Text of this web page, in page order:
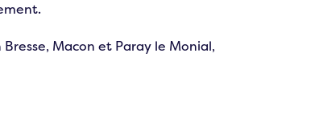
Macon et Paray le Monial,